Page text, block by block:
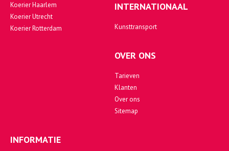
Koerier Haarlem
Koerier Utrecht
Koerier Rotterdam
INTERNATIONAAL
Kunsttransport
OVER ONS
Tarieven
Klanten
Over ons
Sitemap
INFORMATIE